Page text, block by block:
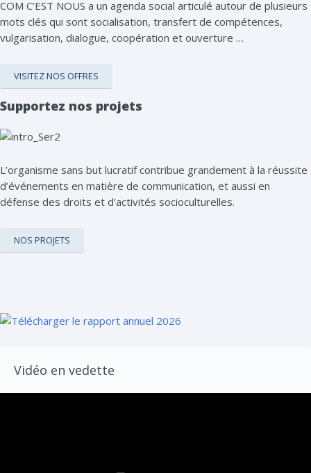
COM C’EST NOUS a un agenda social articulé autour de plusieurs
mots clés qui sont socialisation, transfert de compétences,
vulgarisation, dialogue, coopération et ouverture …
VISITEZ NOS OFFRES
Supportez nos projets
L’organisme sans but lucratif contribue grandement à la réussite
d’événements en matière de communication, et aussi en
défense des droits et d’activités socioculturelles.
NOS PROJETS
Vidéo en vedette